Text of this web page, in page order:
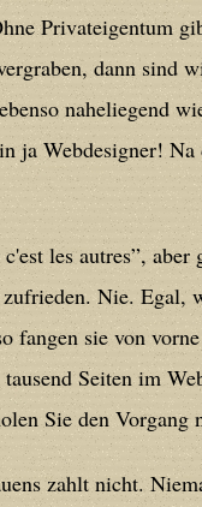
cms/
confidit/
cms/
confidit/
Privateigentum
dann sind
naheliegend
ja Webdesigner!
les autres”,
Nie. Egal,
fangen sie von
Seiten im
Sie den
zahlt nicht.